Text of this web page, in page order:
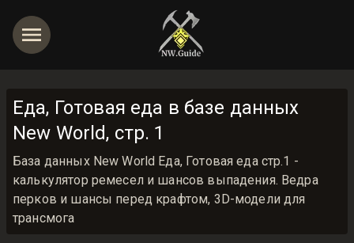
Еда, Готовая еда в базе данных
New World, стр. 1
База данных New World Еда, Готовая еда стр.1 -
калькулятор ремесел и шансов выпадения. Ведра
перков и шансы перед крафтом, 3D-модели для
трансмога